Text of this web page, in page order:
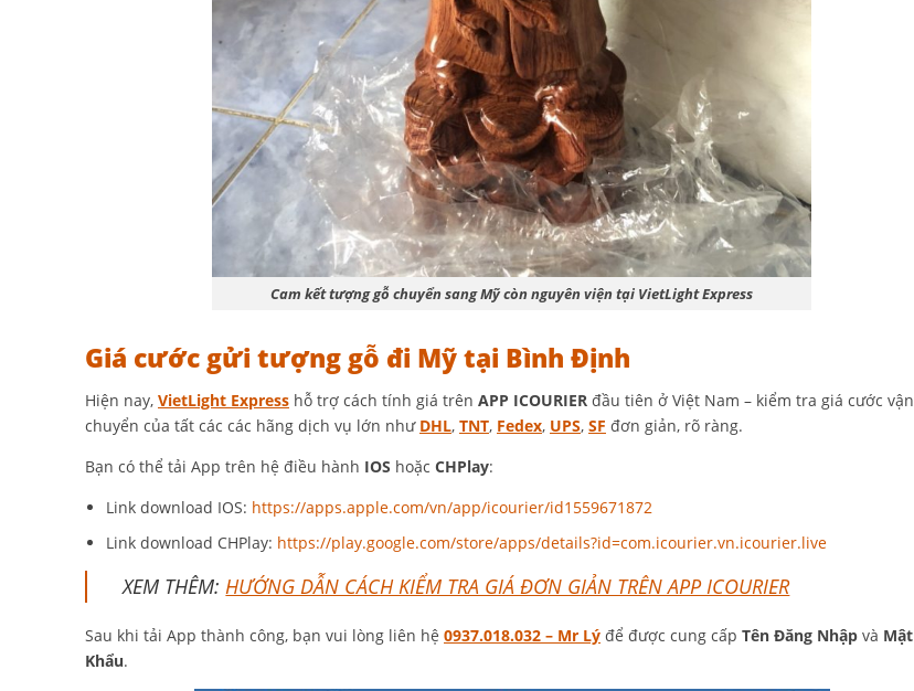
Cam kết tượng gỗ chuyển sang Mỹ còn nguyên viện tại VietLight Express
Giá cước gửi tượng gỗ đi Mỹ tại Bình Định
Hiện nay, VietLight Express hỗ trợ cách tính giá trên APP ICOURIER đầu tiên ở Việt Nam – kiểm tra giá cước vận
chuyển của tất các các hãng dịch vụ lớn như DHL, TNT, Fedex, UPS, SF đơn giản, rõ ràng.
Bạn có thể tải App trên hệ điều hành IOS hoặc CHPlay:
Link download IOS: https://apps.apple.com/vn/app/icourier/id1559671872
Link download CHPlay: https://play.google.com/store/apps/details?id=com.icourier.vn.icourier.live
XEM THÊM:HƯỚNG DẪN CÁCH KIỂM TRA GIÁ ĐƠN GIẢN TRÊN APP ICOURIER
Sau khi tải App thành công, bạn vui lòng liên hệ 0937.018.032 – Mr Lý để được cung cấp Tên Đăng Nhập và Mật
Khẩu.